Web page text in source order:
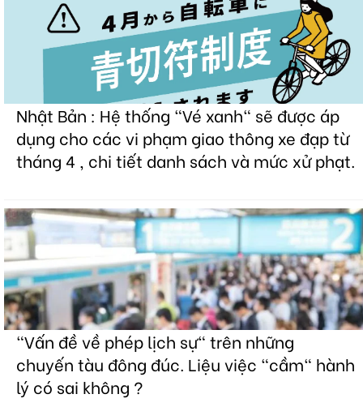
Nhật Bản : Hệ thống "Vé xanh" sẽ được áp
dụng cho các vi phạm giao thông xe đạp từ
tháng 4 , chi tiết danh sách và mức xử phạt.
"Vấn đề về phép lịch sự" trên những
chuyến tàu đông đúc. Liệu việc "cầm" hành
lý có sai không ?